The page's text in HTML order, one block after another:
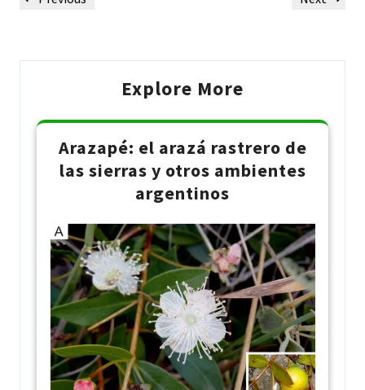
navigation
Explore More
Arazapé: el arazá rastrero de
las sierras y otros ambientes
argentinos